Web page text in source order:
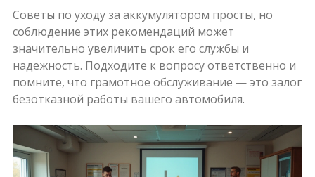
Советы по уходу за аккумулятором просты, но
соблюдение этих рекомендаций может
значительно увеличить срок его службы и
надежность. Подходите к вопросу ответственно и
помните, что грамотное обслуживание — это залог
безотказной работы вашего автомобиля.